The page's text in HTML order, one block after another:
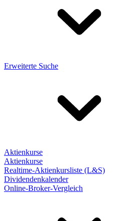
Erweiterte Suche
Aktienkurse
Aktienkurse
Realtime-Aktienkursliste (L&S)
Dividendenkalender
Online-Broker-Vergleich